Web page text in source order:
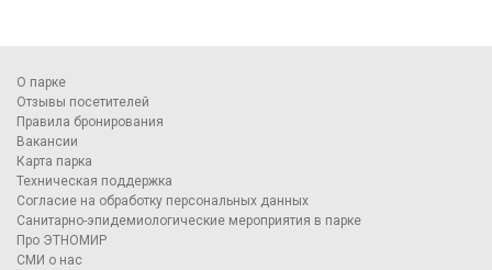
О парке
Отзывы посетителей
Правила бронирования
Вакансии
Карта парка
Техническая поддержка
Согласие на обработку персональных данных
Санитарно-эпидемиологические мероприятия в парке
Про ЭТНОМИР
СМИ о нас